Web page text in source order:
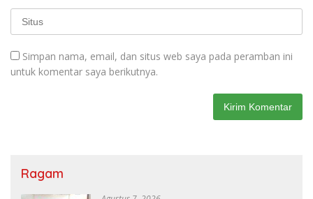
Simpan nama, email, dan situs web saya pada peramban ini
untuk komentar saya berikutnya.
Ragam